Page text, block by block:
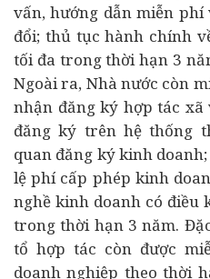
vấn, hướng dẫn miễn
đổi; thủ tục hành chính
tối đa trong thời hạn 3
Ngoài ra, Nhà nước còn
nhận đăng ký hợp tác
đăng ký trên hệ thống
quan đăng ký kinh
lệ phí cấp phép kinh
nghề kinh doanh có điều
trong thời hạn 3 năm.
tổ hợp tác còn được
doanh nghiệp theo thời